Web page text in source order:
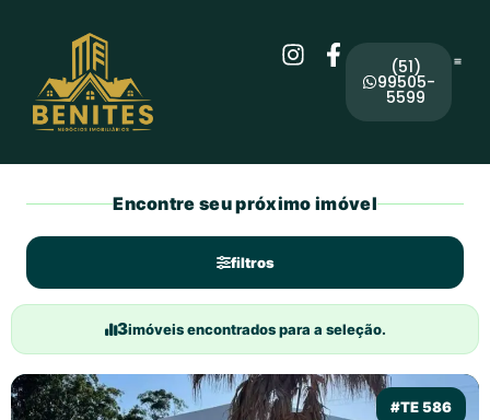
(51)
99505-
5599
Encontre seu próximo imóvel
filtros
3imóveis encontrados para a seleção.
#TE 586